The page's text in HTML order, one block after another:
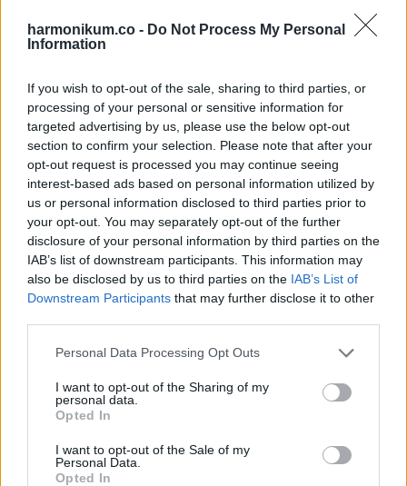
harmonikum.co - Do Not Process My Personal
Information
If you wish to opt-out of the sale, sharing to third parties, or
processing of your personal or sensitive information for
targeted advertising by us, please use the below opt-out
section to confirm your selection. Please note that after your
opt-out request is processed you may continue seeing
interest-based ads based on personal information utilized by
us or personal information disclosed to third parties prior to
your opt-out. You may separately opt-out of the further
disclosure of your personal information by third parties on the
IAB’s list of downstream participants. This information may
also be disclosed by us to third parties on the IAB’s List of
Downstream Participants that may further disclose it to other
Please note that this website/app uses one or more Google
not limited to your visit or usage behaviour. You may click to
grant or deny consent to Google and its third-party tags to
use your data for below specified purposes in below Google
consent section.
Personal Data Processing Opt Outs
I want to opt-out of the Sharing of my
personal data.
Opted In
I want to opt-out of the Sale of my
Personal Data.
Opted In